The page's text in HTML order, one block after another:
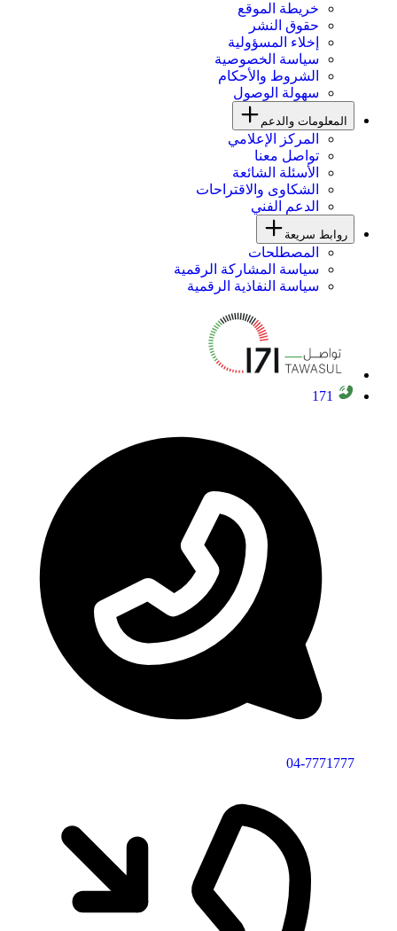
خريطة الموقع
حقوق النشر
إخلاء المسؤولية
سياسة الخصوصية
الشروط والأحكام
سهولة الوصول
المعلومات والدعم
المركز الإعلامي
تواصل معنا
الأسئلة الشائعة
الشكاوى والاقتراحات
الدعم الفني
روابط سريعة
المصطلحات
سياسة المشاركة الرقمية
سياسة النفاذية الرقمية
171
04-7771777